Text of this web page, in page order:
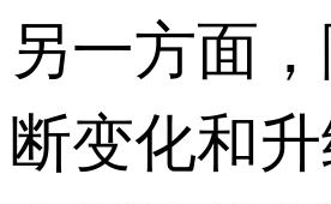
另一方面
断变化和